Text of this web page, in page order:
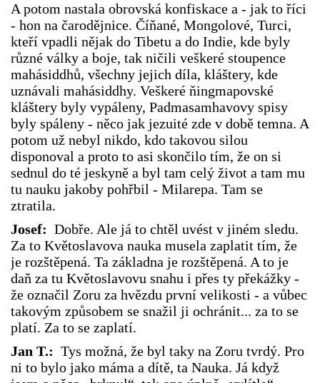
A potom nastala obrovská konfiskace a - jak to říci
- hon na čarodějnice. Číňané, Mongolové, Turci,
kteří vpadli nějak do Tibetu a do Indie, kde byly
různé války a boje, tak ničili veškeré stoupence
mahásiddhů, všechny jejich díla, kláštery, kde
uznávali mahásiddhy. Veškeré ňingmapovské
kláštery byly vypáleny, Padmasamhavovy spisy
byly spáleny - něco jak jezuité zde v době temna. A
potom už nebyl nikdo, kdo takovou silou
disponoval a proto to asi skončilo tím, že on si
sednul do té jeskyně a byl tam celý život a tam mu
tu nauku jakoby pohřbil - Milarepa. Tam se
ztratila.
Josef: Dobře. Ale já to chtěl uvést v jiném sledu.
Za to Květoslavova nauka musela zaplatit tím, že
je rozštěpená. Ta základna je rozštěpená. A to je
daň za tu Květoslavovu snahu i přes ty překážky -
že označil Zoru za hvězdu první velikosti - a vůbec
takovým způsobem se snažil ji ochránit... za to se
platí. Za to se zaplatí.
Jan T.: Tys možná, že byl taky na Zoru tvrdý. Pro
ni to bylo jako máma a dítě, ta Nauka. Já když